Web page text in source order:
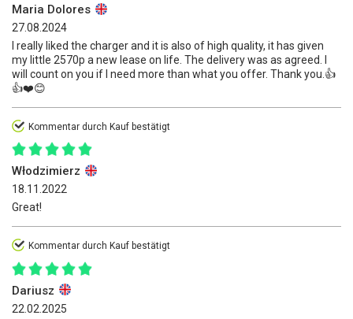
Maria Dolores
27.08.2024
I really liked the charger and it is also of high quality, it has given
my little 2570p a new lease on life. The delivery was as agreed. I
will count on you if I need more than what you offer. Thank you.👍
👍❤️😊
Kommentar durch Kauf bestätigt
Włodzimierz
18.11.2022
Great!
Kommentar durch Kauf bestätigt
Dariusz
22.02.2025